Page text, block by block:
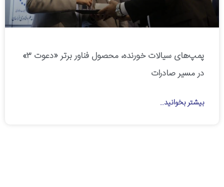
پمپ‌های سیالات خورنده، محصول فناور برتر «دعوت ۳»
در مسیر صادرات
بیشتر بخوانید..